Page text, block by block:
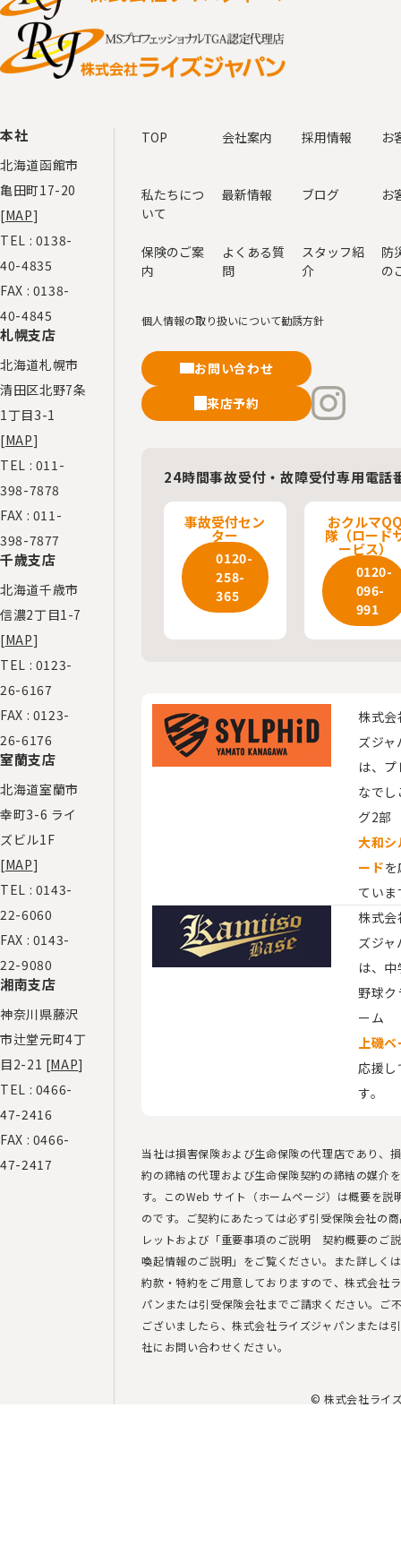
本社
北海道函館市
亀田町17-20
[MAP]
TEL : 0138-
40-4835
FAX : 0138-
40-4845
札幌支店
北海道札幌市
清田区北野7条
1丁目3-1
[MAP]
TEL : 011-
398-7878
FAX : 011-
398-7877
千歳支店
北海道千歳市
信濃2丁目1-7
[MAP]
TEL : 0123-
26-6167
FAX : 0123-
26-6176
室蘭支店
北海道室蘭市
幸町3-6 ライ
ズビル1F
[MAP]
TEL : 0143-
22-6060
FAX : 0143-
22-9080
湘南支店
神奈川県藤沢
市辻堂元町4丁
目2-21 [MAP]
TEL : 0466-
47-2416
FAX : 0466-
47-2417
TOP
私たちにつ
いて
保険のご案
内
会社案内
最新情報
よくある質
問
採用情報
ブログ
スタッフ紹
介
お
お
防
の
個人情報の取り扱いについて勧誘方針
お問い合わせ
来店予約
24時間事故受付・故障受付専用電話
事故受付セン
ター
0120-
258-
365
おクルマ
隊（ロード
ービス）
0120-
096-
991
株式
ズジ
は、
なで
グ2部
大和
ード
ていま
株式
ズジ
は、​
野球
ーム
上磯
応援
す。
当社は損害保険および生命保険の代理店であり、
約の締結の代理および生命保険契約の締結の媒介
す。このWeb サイト（ホームページ）は概要を説
のです。ご契約にあたっては必ず引受保険会社の
レットおよび「重要事項のご説明 契約概要のご
喚起情報のご説明」をご覧ください。また詳しく
約款・特約をご用意しておりますので、株式会社
パンまたは引受保険会社までご請求ください。ご
ございましたら、株式会社ライズジャパンまたは
社にお問い合わせください。
© 株式会社ライ